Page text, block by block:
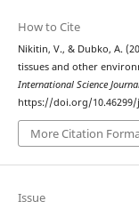
How to Cite
Nikitin, V., & Dubko, A.
tissues and other
International Science
https://doi.org/10.46299/
More Citation
Issue